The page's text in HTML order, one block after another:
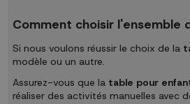
Comment choisir l'ensemble
Si nous voulons réussir le choix de la
modèle ou un autre.
Assurez-vous que latable pour
réaliser des activités manuelles avec